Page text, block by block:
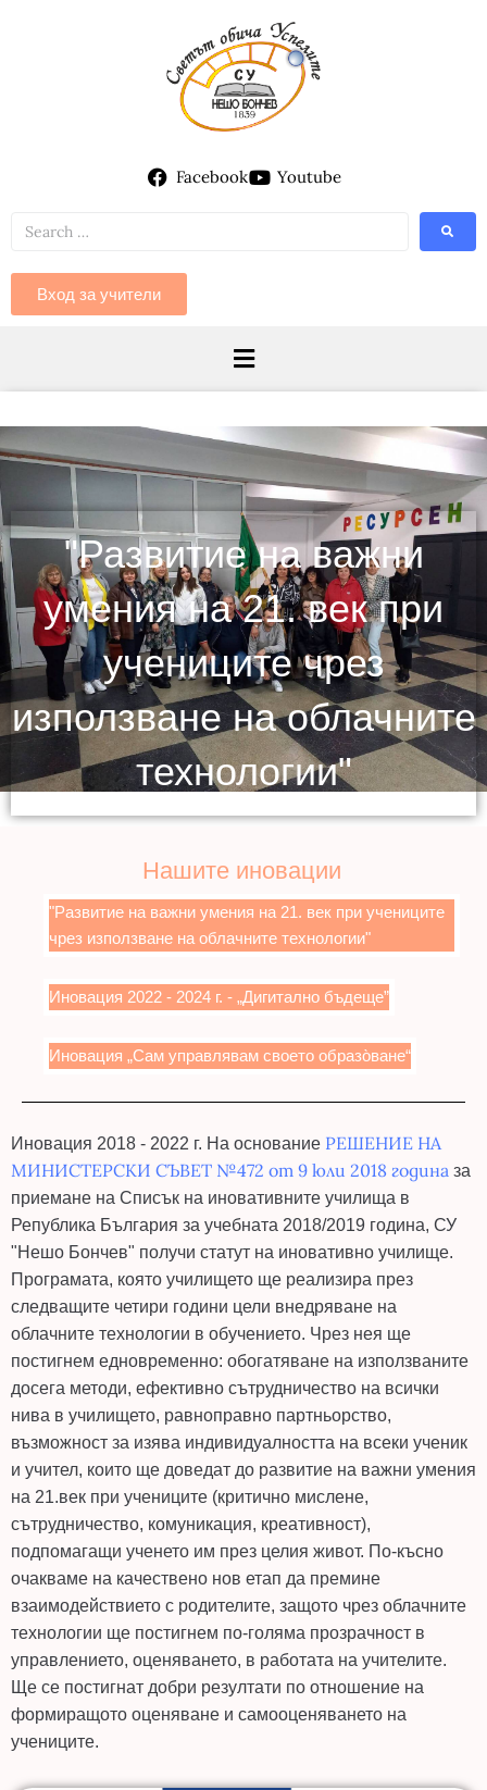
Facebook Youtube
Вход за учители
"Развитие на важни
умения на 21. век при
учениците чрез
използване на облачните
технологии"
Нашите иновации
"Развитие на важни умения на 21. век при учениците
чрез използване на облачните технологии"
Иновация 2022 - 2024 г. - „Дигитално бъдеще”
Иновация „Сам управлявам своето образо̀ване“
Иновация 2018 - 2022 г. На основание РЕШЕНИЕ НА
МИНИСТЕРСКИ СЪВЕТ №472 от 9 юли 2018 година за
приемане на Списък на иновативните училища в
Република България за учебната 2018/2019 година, СУ
"Нешо Бончев" получи статут на иновативно училище.
Програмата, която училището ще реализира през
следващите четири години цели внедряване на
облачните технологии в обучението. Чрез нея ще
постигнем едновременно: обогатяване на използваните
досега методи, ефективно сътрудничество на всички
нива в училището, равноправно партньорство,
възможност за изява индивидуалността на всеки ученик
и учител, които ще доведат до развитие на важни умения
на 21.век при учениците (критично мислене,
сътрудничество, комуникация, креативност),
подпомагащи ученето им през целия живот. По-късно
очакваме на качествено нов етап да премине
взаимодействието с родителите, защото чрез облачните
технологии ще постигнем по-голяма прозрачност в
управлението, оценяването, в работата на учителите.
Ще се постигнат добри резултати по отношение на
формиращото оценяване и самооценяването на
учениците.